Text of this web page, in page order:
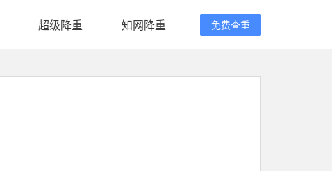
超级降重 知网降重 免费查重